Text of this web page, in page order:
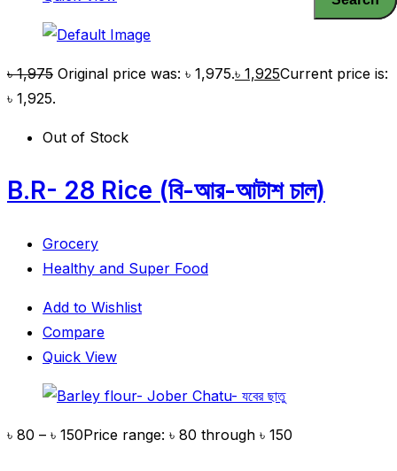
৳1,975 Original price was: ৳ 1,975.৳ 1,925Current price is:
৳ 1,925.
Out of Stock
B.R- 28 Rice (বি-আর-আটাশ চাল)
Grocery
Healthy and Super Food
Add to Wishlist
Compare
Quick View
৳ 80 – ৳ 150Price range: ৳ 80 through ৳ 150